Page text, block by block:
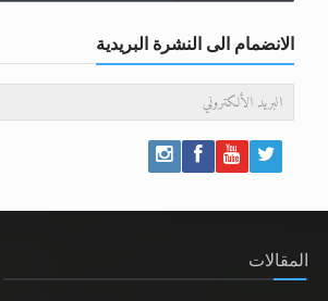
الانضمام الى النشرة البريدية
المقالات